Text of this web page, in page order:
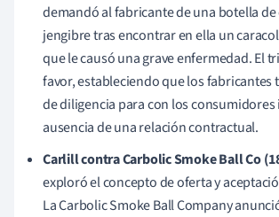
demandó al fabricante de una botella de
jengibre tras encontrar en ella un
que le causó una grave enfermedad. El
favor, estableciendo que los fabricantes
de diligencia para con los consumidores
ausencia de una relación contractual.
Carlill contra Carbolic Smoke Ball Co
exploró el concepto de oferta y
La Carbolic Smoke Ball Company